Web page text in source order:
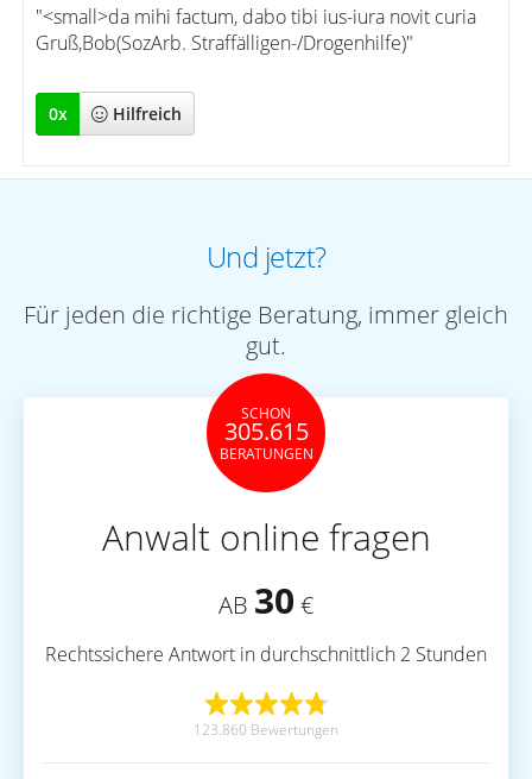
"<small>da mihi factum, dabo tibi ius-iura novit curia
Gruß,Bob(SozArb. Straffälligen-/Drogenhilfe)"
0x Hilfreich
Und jetzt?
Für jeden die richtige Beratung, immer gleich
gut.
SCHON
305.615
BERATUNGEN
Anwalt online fragen
AB 30 €
Rechtssichere Antwort in durchschnittlich 2 Stunden
123.860 Bewertungen